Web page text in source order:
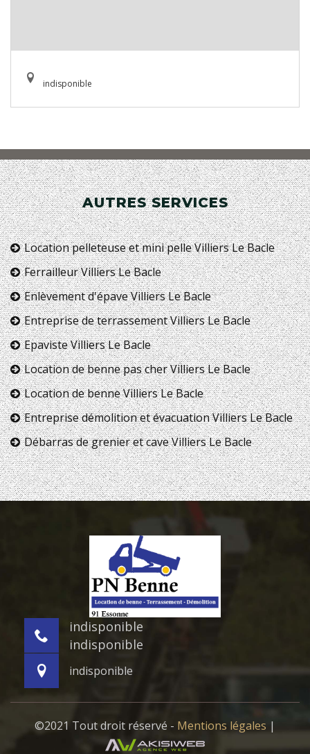
indisponible
AUTRES SERVICES
Location pelleteuse et mini pelle Villiers Le Bacle
Ferrailleur Villiers Le Bacle
Enlèvement d'épave Villiers Le Bacle
Entreprise de terrassement Villiers Le Bacle
Epaviste Villiers Le Bacle
Location de benne pas cher Villiers Le Bacle
Location de benne Villiers Le Bacle
Entreprise démolition et évacuation Villiers Le Bacle
Débarras de grenier et cave Villiers Le Bacle
indisponible
indisponible
indisponible
©2021 Tout droit réservé - Mentions légales |